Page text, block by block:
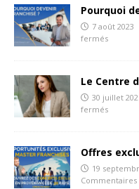
Pourquoi
7 août 2023
fermés
Le Centre
30 juillet
fermés
Offres
19